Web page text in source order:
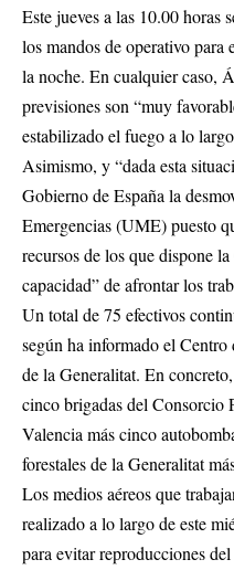
Este jueves a las 10.00 horas
los mandos de operativo para
la noche. En cualquier caso,
previsiones son “muy
estabilizado el fuego a lo
Asimismo, y “dada esta
Gobierno de España la
Emergencias (UME) puesto
recursos de los que dispone
capacidad” de afrontar los
Un total de 75 efectivos
según ha informado el
de la Generalitat. En
cinco brigadas del Consorcio
Valencia más cinco
forestales de la Generalitat
Los medios aéreos que
realizado a lo largo de este
para evitar reproducciones